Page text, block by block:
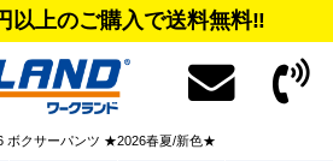
以上のご購入で送料無料‼
ボクサーパンツ ★2026春夏/新色★